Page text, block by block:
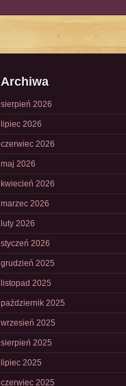
Archiwa
sierpień 2026
lipiec 2026
czerwiec 2026
maj 2026
kwiecień 2026
marzec 2026
luty 2026
styczeń 2026
grudzień 2025
listopad 2025
październik 2025
wrzesień 2025
sierpień 2025
lipiec 2025
czerwiec 2025